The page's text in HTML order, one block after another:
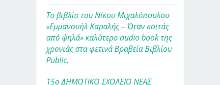
Το βιβλίο του Νίκου Μιχαλόπουλου
«Εμμανουήλ Καραλής – Όταν κοιτάς
από ψηλά» καλύτερο audio book της
χρονιάς στα φετινά Βραβεία Βιβλίου
Public.
15ο ΔΗΜΟΤΙΚΟ ΣΧΟΛΕΙΟ ΝΕΑΣ